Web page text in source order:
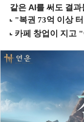
같은 AI를 써도 결과